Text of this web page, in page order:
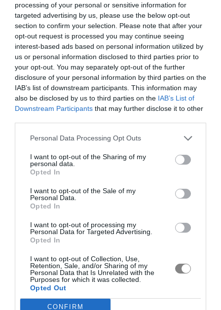
processing of your personal or sensitive information for
targeted advertising by us, please use the below opt-out
section to confirm your selection. Please note that after your
opt-out request is processed you may continue seeing
interest-based ads based on personal information utilized by
us or personal information disclosed to third parties prior to
your opt-out. You may separately opt-out of the further
disclosure of your personal information by third parties on the
IAB’s list of downstream participants. This information may
also be disclosed by us to third parties on the IAB’s List of
Downstream Participants that may further disclose it to other
Personal Data Processing Opt Outs
I want to opt-out of the Sharing of my
personal data.
Opted In
I want to opt-out of the Sale of my
Personal Data.
Opted In
I want to opt-out of processing my
Personal Data for Targeted Advertising.
Opted In
I want to opt-out of Collection, Use,
Retention, Sale, and/or Sharing of my
Personal Data that Is Unrelated with the
Purposes for which it was collected.
Opted Out
CONFIRM